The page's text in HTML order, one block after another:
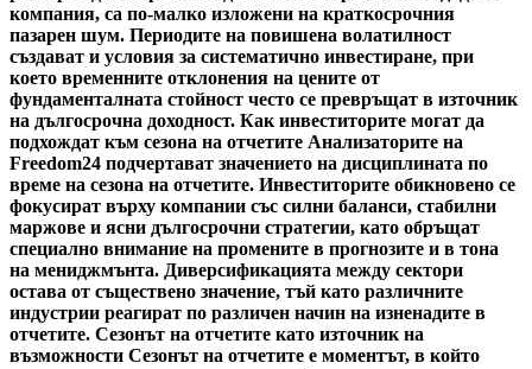
компания, са по-малко изложени на краткосрочния
пазарен шум. Периодите на повишена волатилност
създават и условия за систематично инвестиране, при
което временните отклонения на цените от
фундаменталната стойност често се превръщат в източник
на дългосрочна доходност. Как инвеститорите могат да
подхождат към сезона на отчетите Анализаторите на
Freedom24 подчертават значението на дисциплината по
време на сезона на отчетите. Инвеститорите обикновено се
фокусират върху компании със силни баланси, стабилни
маржове и ясни дългосрочни стратегии, като обръщат
специално внимание на промените в прогнозите и в тона
на мениджмънта. Диверсификацията между сектори
остава от съществено значение, тъй като различните
индустрии реагират по различен начин на изненадите в
отчетите. Сезонът на отчетите като източник на
възможности Сезонът на отчетите е моментът, в който